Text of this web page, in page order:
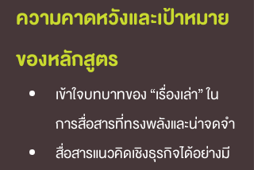
ความคาดหวังและเป้าหมาย
ของหลักสูตร
เข้าใจบทบาทของ “เรื่องเล่า” ใน
การสื่อสารที่ทรงพลังและน่าจดจำ
สื่อสารแนวคิดเชิงธุรกิจได้อย่างมี